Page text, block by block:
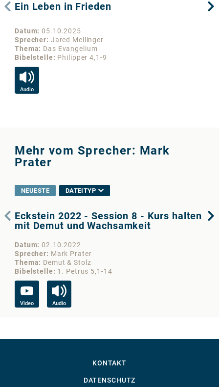
Ein Leben in Frieden
Datum 05.10.2025
Sprecher
Jared Mellinger
Thema
Das Evangelium
Bibelstelle
Philipper 4,1-9
Audio
Mehr vom Sprecher: Mark
Prater
NEUESTE DATEITYP
Eckstein 2022 - Session 8 - Kurs halten
mit Demut und Wachsamkeit
Datum 02.10.2022
Sprecher
Mark Prater
Thema
Demut & Stolz
Bibelstelle
1. Petrus 5,1-14
Video Audio
KONTAKT
DATENSCHUTZ